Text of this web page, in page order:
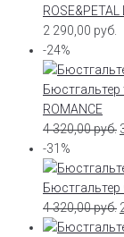
ROSE&PETAL
2 290,00 руб.
-24%
Бюстгальтер
ROMANCE
4 320,00руб.
-31%
Бюстгальтер
4 320,00руб.